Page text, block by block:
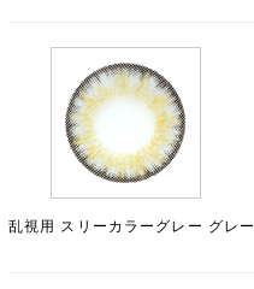
乱視用 スリーカラーグレー グレー